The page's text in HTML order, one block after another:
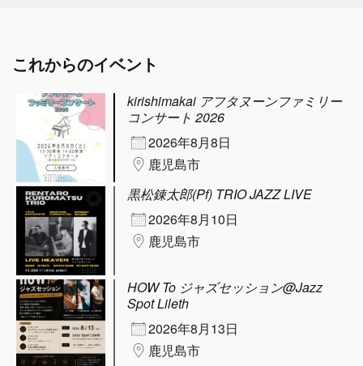
これからのイベント
kirishimakai アフタヌーンファミリー
コンサート 2026
2026年8月8日
鹿児島市
黒松錬太郎(Pf) TRIO JAZZ LIVE
2026年8月10日
鹿児島市
HOW To ジャズセッション@Jazz
Spot Lileth
2026年8月13日
鹿児島市